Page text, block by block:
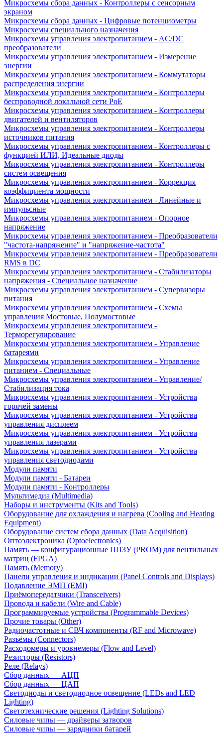
Микросхемы сбора данных - Контроллеры с сенсорным
экраном
Микросхемы сбора данных - Цифровые потенциометры
Микросхемы специального назначения
Микросхемы управления электропитанием - AC/DC
преобразователи
Микросхемы управления электропитанием - Измерение
энергии
Микросхемы управления электропитанием - Коммутаторы
распределения энергии
Микросхемы управления электропитанием - Контроллеры
беспроводной локальной сети PoE
Микросхемы управления электропитанием - Контроллеры
двигателей и вентиляторов
Микросхемы управления электропитанием - Контроллеры
источников питания
Микросхемы управления электропитанием - Контроллеры с
функцией ИЛИ, Идеальные диоды
Микросхемы управления электропитанием - Контроллеры
систем освещения
Микросхемы управления электропитанием - Коррекция
коэффициента мощности
Микросхемы управления электропитанием - Линейные и
импульсные
Микросхемы управления электропитанием - Опорное
напряжение
Микросхемы управления электропитанием - Преобразователи
"частота-напряжение" и "напряжение-частота"
Микросхемы управления электропитанием - Преобразователи
RMS в DC
Микросхемы управления электропитанием - Стабилизаторы
напряжения - Специальное назначение
Микросхемы управления электропитанием - Супервизоры
питания
Микросхемы управления электропитанием - Схемы
управления Мостовые, Полумостовые
Микросхемы управления электропитанием -
Терморегулирование
Микросхемы управления электропитанием - Управление
батареями
Микросхемы управления электропитанием - Управление
питанием - Специальные
Микросхемы управления электропитанием - Управление/
Стабилизация тока
Микросхемы управления электропитанием - Устройства
горячей замены
Микросхемы управления электропитанием - Устройства
управления дисплеем
Микросхемы управления электропитанием - Устройства
управления лазерами
Микросхемы управления электропитанием - Устройства
управления светодиодами
Модули памяти
Модули памяти - Батареи
Модули памяти - Контроллеры
Мультимедиа (Multimedia)
Наборы и инструменты (Kits and Tools)
Оборудование для охлаждения и нагрева (Cooling and Heating
Equipment)
Оборудование систем сбора данных (Data Acquisition)
Оптоэлектроника (Optoelectronics)
Память — конфигурационные ППЗУ (PROM) для вентильных
матриц (FPGA)
Память (Memory)
Панели управления и индикации (Panel Controls and Displays)
Подавление ЭМП (EMI)
Приёмопередатчики (Transceivers)
Провода и кабели (Wire and Cable)
Программируемые устройства (Programmable Devices)
Прочие товары (Other)
Радиочастотные и СВЧ компоненты (RF and Microwave)
Разъёмы (Connectors)
Расходомеры и уровнемеры (Flow and Level)
Резисторы (Resistors)
Реле (Relays)
Сбор данных — АЦП
Сбор данных — ЦАП
Светодиоды и светодиодное освещение (LEDs and LED
Lighting)
Светотехнические решения (Lighting Solutions)
Силовые чипы — драйверы затворов
Силовые чипы — зарядники батарей